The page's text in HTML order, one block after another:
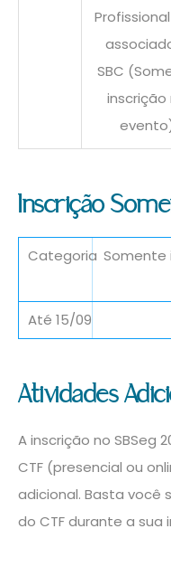
SBC
inscrição
Inscrição
Somente
Atividades
A inscrição no SBSeg
CTF (presencial ou
adicional. Basta você
do CTF durante a sua